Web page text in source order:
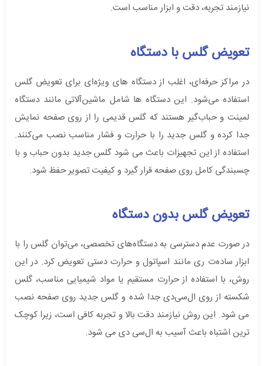
نیازمند تجربه، دقت و ابزار مناسب است.
تعویض گلس با دستگاه
در مراکز حرفه‌ای، اغلب از دستگاه ‌های ویژه‌ای برای تعویض گلس
استفاده می‌شود. این دستگاه‌ ها شامل ماشین‌آلاتی مانند دستگاه
لمینت و حباب‌گیر هستند که گلس قدیمی را از روی صفحه نمایش
جدا کرده و گلس جدید را با حرارت و فشار مناسب نصب می‌کنند.
استفاده از این تجهیزات باعث می‌ شود گلس جدید بدون حباب و با
چسبندگی کامل روی صفحه قرار گیرد و کیفیت تصویر حفظ شود.
تعویض گلس بدون دستگاه
در صورت عدم دسترسی به دستگاه‌های تخصصی، می‌توان گلس را با
ابزار ساده‌ت ری مانند اسپاتول و حرارت دستی تعویض کرد. در این
روش، با استفاده از حرارت مستقیم یا مواد شیمیایی مناسب، گلس
شکسته از روی ال‌سی‌دی جدا شده و گلس جدید روی صفحه نصب
می‌ شود. این روش نیازمند دقت بالا و تجربه کافی است، زیرا کوچک
‌ترین اشتباه باعث آسیب به ال‌سی‌ دی می شود.